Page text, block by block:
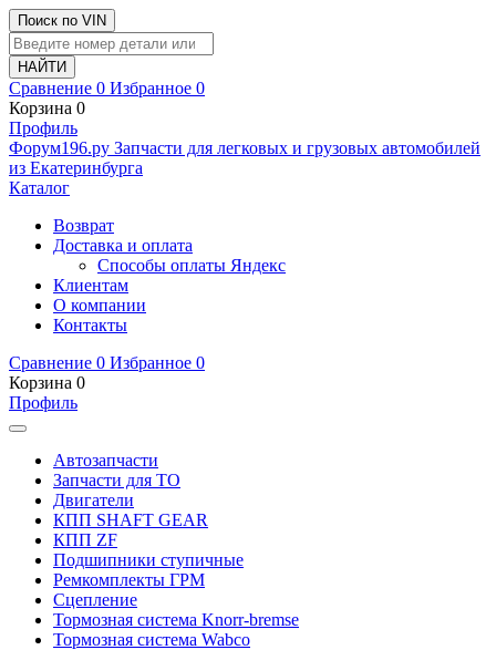
Поиск по VIN
Сравнение 0 Избранное 0
Корзина 0
Профиль
Фoрум196.ру Запчасти для легковых и грузовых автомобилей
из Екатеринбурга
Каталог
Возврат
Доставка и оплата
Способы оплаты Яндекс
Клиентам
О компании
Контакты
Сравнение 0 Избранное 0
Корзина 0
Профиль
Автозапчасти
Запчасти для ТО
Двигатели
КПП SHAFT GEAR
КПП ZF
Подшипники ступичные
Ремкомплекты ГРМ
Сцепление
Тормозная система Knorr-bremse
Тормозная система Wabco